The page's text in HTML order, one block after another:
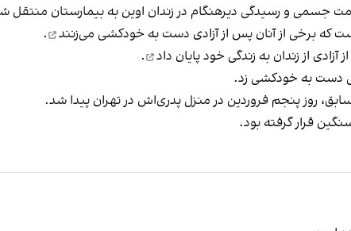
که برخی از آنان پس از آزادی دست به خودکشی می‌زنند
.
به زندگی خود پایان داد
.
دست به خودکشی زد.
روز پنجم فروردین در منزل پدری‌اش در تهران پیدا شد.